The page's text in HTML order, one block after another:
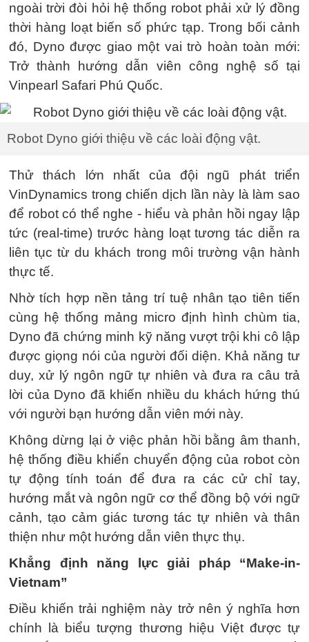
ngoài trời đòi hỏi hệ thống robot phải xử lý đồng
thời hàng loạt biến số phức tạp. Trong bối cảnh
đó, Dyno được giao một vai trò hoàn toàn mới:
Trở thành hướng dẫn viên công nghệ số tại
Vinpearl Safari Phú Quốc.
Robot Dyno giới thiệu về các loài động vật.
Thử thách lớn nhất của đội ngũ phát triển
VinDynamics trong chiến dịch lần này là làm sao
để robot có thể nghe - hiểu và phản hồi ngay lập
tức (real-time) trước hàng loạt tương tác diễn ra
liên tục từ du khách trong môi trường vận hành
thực tế.
Nhờ tích hợp nền tảng trí tuệ nhân tạo tiên tiến
cùng hệ thống mảng micro định hình chùm tia,
Dyno đã chứng minh kỹ năng vượt trội khi cô lập
được giọng nói của người đối diện. Khả năng tư
duy, xử lý ngôn ngữ tự nhiên và đưa ra câu trả
lời của Dyno đã khiến nhiều du khách hứng thú
với người bạn hướng dẫn viên mới này.
Không dừng lại ở việc phản hồi bằng âm thanh,
hệ thống điều khiển chuyển động của robot còn
tự động tính toán để đưa ra các cử chỉ tay,
hướng mắt và ngôn ngữ cơ thể đồng bộ với ngữ
cảnh, tạo cảm giác tương tác tự nhiên và thân
thiện như một hướng dẫn viên thực thụ.
Khẳng định năng lực giải pháp “Make-in-
Vietnam”
Điều khiến trải nghiệm này trở nên ý nghĩa hơn
chính là biểu tượng thương hiệu Việt được tự